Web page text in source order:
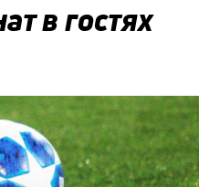
в гостях